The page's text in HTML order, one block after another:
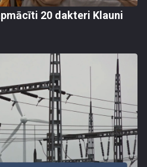
20 dakteri Klauni